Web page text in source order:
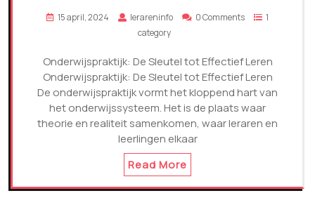
15 april, 2024 lerareninfo 0 Comments
1
category
Onderwijspraktijk: De Sleutel tot Effectief Leren
Onderwijspraktijk: De Sleutel tot Effectief Leren
De onderwijspraktijk vormt het kloppend hart van
het onderwijssysteem. Het is de plaats waar
theorie en realiteit samenkomen, waar leraren en
leerlingen elkaar
Read More